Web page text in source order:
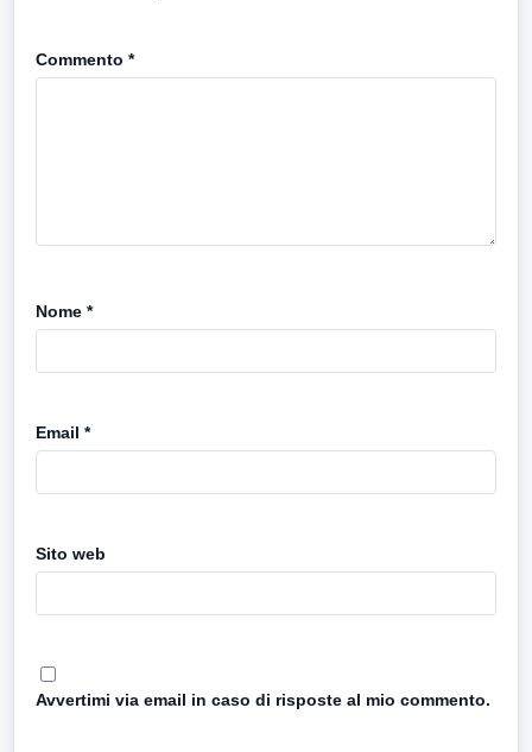
Commento *
Nome *
Email *
Sito web
Avvertimi via email in caso di risposte al mio commento.